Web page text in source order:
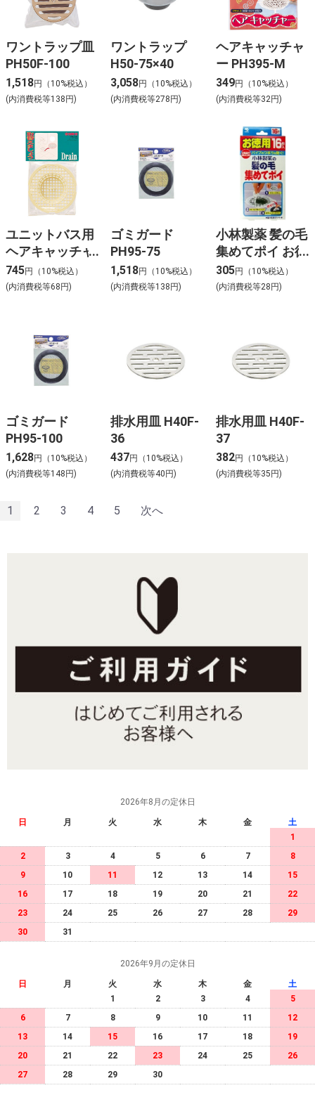
ワントラップ皿
PH50F-100
1,518円（10%税込）
(内消費税等138円)
ワントラップ
H50-75×40
3,058円（10%税込）
(内消費税等278円)
ヘアキャッチャ
ー PH395-M
349円（10%税込）
(内消費税等32円)
ユニットバス用
ヘアキャッチャ
ー PH396
745円（10%税込）
(内消費税等68円)
ゴミガード
PH95-75
1,518円（10%税込）
(内消費税等138円)
小林製薬 髪の毛
集めてポイ お徳
用 16枚
305円（10%税込）
(内消費税等28円)
ゴミガード
PH95-100
1,628円（10%税込）
(内消費税等148円)
排水用皿 H40F-
36
437円（10%税込）
(内消費税等40円)
排水用皿 H40F-
37
382円（10%税込）
(内消費税等35円)
1 2 3 4 5 次へ
2026年8月の定休日
日 月 火 水 木 金
土
1
2
3 4 5 6 7
8
9
10 11 12 13 14
15
16
17 18 19 20 21
22
23
24 25 26 27 28
29
30
31
2026年9月の定休日
日 月 火 水 木 金
土
1
2 3 4
5
6
7 8 9 10 11
12
13
14 15 16 17 18
19
20
21 22 23 24 25
26
27
28 29 30